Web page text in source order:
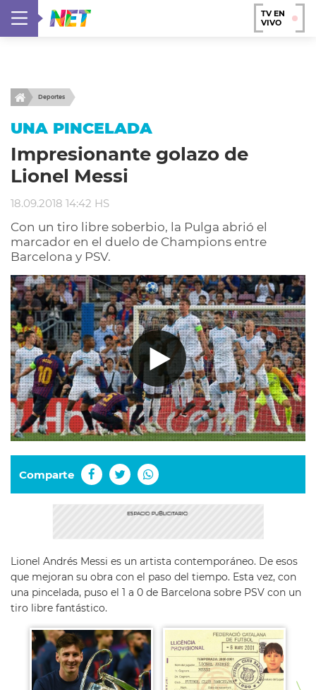
TV EN
VIVO
Deportes
UNA PINCELADA
Impresionante golazo de
Lionel Messi
18.09.2018 14:42 HS
Con un tiro libre soberbio, la Pulga abrió el
marcador en el duelo de Champions entre
Barcelona y PSV.
Comparte
Lionel Andrés Messi es un artista contemporáneo. De esos
que mejoran su obra con el paso del tiempo. Esta vez, con
una pincelada, puso el 1 a 0 de Barcelona sobre PSV con un
tiro libre fantástico.